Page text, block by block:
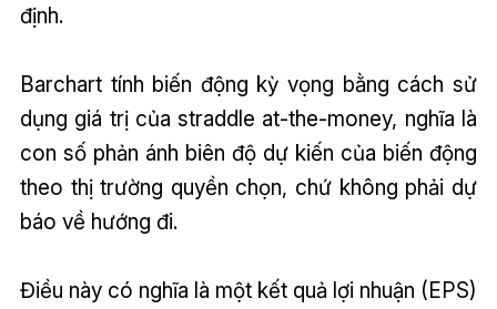
định.
Barchart tính biến động kỳ vọng bằng cách sử
dụng giá trị của straddle at-the-money, nghĩa là
con số phản ánh biên độ dự kiến của biến động
theo thị trường quyền chọn, chứ không phải dự
báo về hướng đi.
Điều này có nghĩa là một kết quả lợi nhuận (EPS)